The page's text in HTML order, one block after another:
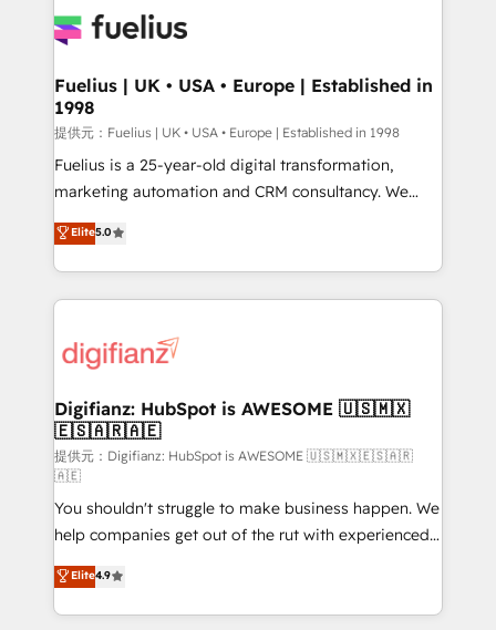
Innovation HubSpot Impact Award - Platform
Migration Excellence HubSpot Impact Award -
professionals.
Custom API integrations A little about us... • Boutique
for Sales Hub, Marketing Hub, Service Hub, Data
Hub and Website (CMS) • ISO/IEC 27001:2022, ISO
9001:2015 and now... ISO 42001: 2023 certified •
Exclusive AI 'GuardHub' governance framework,
based on ISO 42001 - helping you 'organise
👈 '𝗖𝗼𝗻𝘁𝗮𝗰𝘁 𝗯𝘂𝘀𝗶𝗻𝗲𝘀𝘀' button to get in touch
(𝘸𝘦'𝘳𝘦 𝘴𝘶𝘱𝘦𝘳 𝘳𝘦𝘴𝘱𝘰𝘯𝘴𝘪𝘷𝘦)
Fuelius | UK • USA • Europe | Established in
1998
提供元：Fuelius | UK • USA • Europe | Established in 1998
Fuelius is a 25-year-old digital transformation,
marketing automation and CRM consultancy. We
enable mid-market and enterprise clients to
maximise their return from digital and fuel their
growth. We modernise platforms, streamline
operations that are causing inefficiencies, improve
supercharge revenue operations Key services: • CRM
Transformation / Web Development • RevOps &
Sales Consulting • Marketing Automation What
makes us different? 🚀 Top 0.5% of global HubSpot
agencies ⚙️ The strongest technical ability and
integration capabilities 💼 Consultative, long-term
partners who will embed ourselves into your
business, processes and systems 🏢 We specialise in
working with mid-market and enterprise
organisations, global organisations and those with
Elite5.0
Digifianz: HubSpot is AWESOME 🇺🇸🇲🇽
🇪🇸🇦🇷🇦🇪
提供元：Digifianz: HubSpot is AWESOME 🇺🇸🇲🇽🇪🇸🇦🇷
🇦🇪
You shouldn't struggle to make business happen. We
help companies get out of the rut with experienced,
process-oriented teams implementing HubSpot
Marketing, Sales, Service, CMS and Operations Hub,
so selling and actually engaging with your customers
Elite4.9